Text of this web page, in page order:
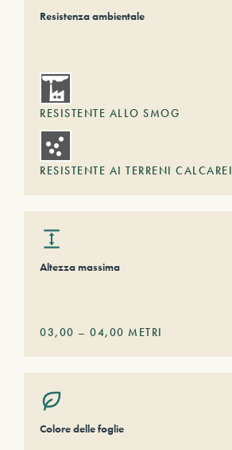
Resistenza ambientale
RESISTENTE ALLO SMOG
RESISTENTE AI TERRENI CALCAREI
Altezza massima
03,00 – 04,00 METRI
Colore delle foglie